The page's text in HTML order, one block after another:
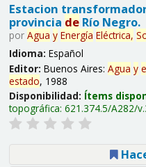
Estacion
provincia deRío Negro.
por Agua y Energía Eléctrica,
Idioma: Español
Editor: Buenos Aires: Agua y
estado, 1988
Disponibilidad: Ítems
topográfica: 621.374.5/A282/